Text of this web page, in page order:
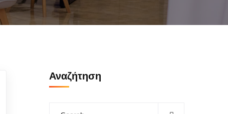
Αναζήτηση